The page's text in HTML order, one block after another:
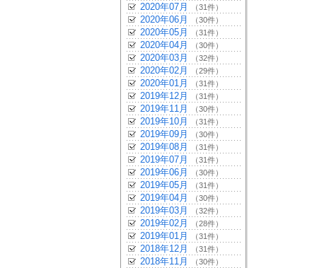
2020年07月 （31件）
2020年06月 （30件）
2020年05月 （31件）
2020年04月 （30件）
2020年03月 （32件）
2020年02月 （29件）
2020年01月 （31件）
2019年12月 （31件）
2019年11月 （30件）
2019年10月 （31件）
2019年09月 （30件）
2019年08月 （31件）
2019年07月 （31件）
2019年06月 （30件）
2019年05月 （31件）
2019年04月 （30件）
2019年03月 （32件）
2019年02月 （28件）
2019年01月 （31件）
2018年12月 （31件）
2018年11月 （30件）